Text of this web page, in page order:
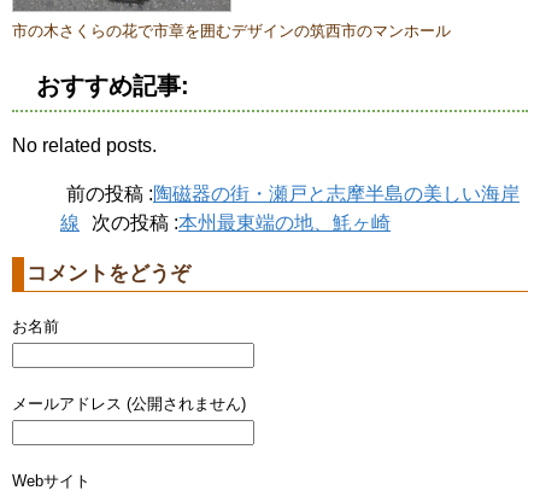
市の木さくらの花で市章を囲むデザインの筑西市のマンホール
おすすめ記事:
No related posts.
前の投稿 :陶磁器の街・瀬戸と志摩半島の美しい海岸
線
次の投稿 :本州最東端の地、魹ヶ崎
コメントをどうぞ
お名前
メールアドレス (公開されません)
Webサイト